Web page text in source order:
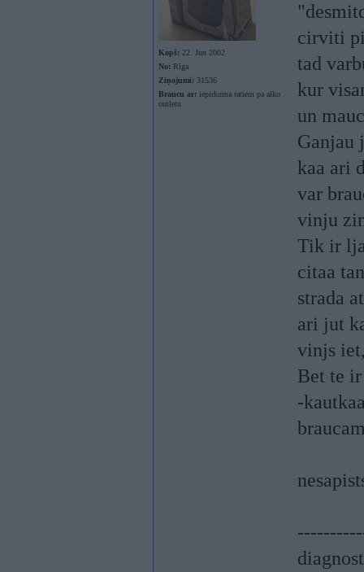
Kopš: 22. Jun 2002
No: Rīga
Ziņojumi: 31536
Braucu ar: iepirkuma ratiem pa alko
outletu
cirviti
tad
kur
un
Ganjau
kaa ari
var
vinju
Tik ir
citaa
strada
ari jut
vinjs
Bet te
-